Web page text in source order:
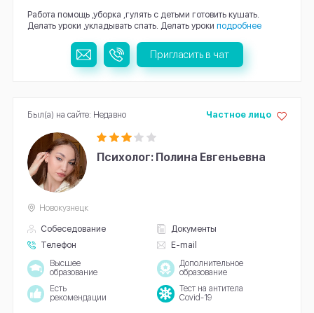
Работа помощь ,уборка ,гулять с детьми готовить кушать.
Делать уроки ,укладывать спать. Делать уроки подробнее
Пригласить в чат
Психолог: Полина Евгеньевна
Собеседование
Документы
Телефон
E-mail
Частное лицо
Новокузнецк
Высшее
образование
Дополнительное
образование
Есть
рекомендации
Тест на антитела
Covid-19
Был(а) на сайте: Недавно